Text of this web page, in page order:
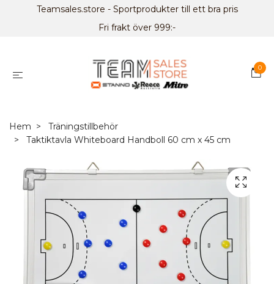
Teamsales.store - Sportprodukter till ett bra pris
Fri frakt över 999:-
0
Hem
Träningstillbehör
Taktiktavla Whiteboard Handboll 60 cm x 45 cm